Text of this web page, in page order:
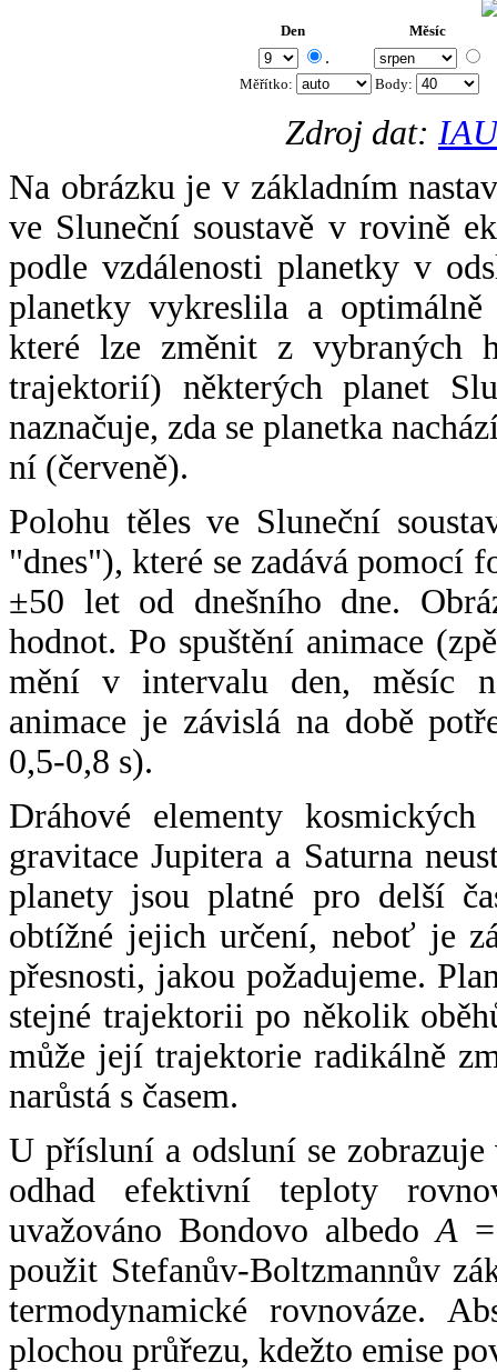
Den Měsíc
.
Měřítko: Body:
Zdroj dat:
Na obrázku je v základním
ve Sluneční soustavě v rovině
podle vzdálenosti planetky v
planetky vykreslila a
které lze změnit z vybraných
trajektorií) některých planet
naznačuje, zda se planetka
ní (červeně).
Polohu těles ve Sluneční
"dnes"), které se zadává pomocí
±50 let od dnešního dne.
hodnot. Po spuštění animace
mění v intervalu den, měsíc
animace je závislá na době
0,5-0,8 s).
Dráhové elementy
gravitace Jupitera a Saturna
planety jsou platné pro delší
obtížné jejich určení, neboť je
přesnosti, jakou požadujeme.
stejné trajektorii po několik
může její trajektorie radikálně
narůstá s časem.
U přísluní a odsluní se
odhad efektivní teploty
uvažováno Bondovo albedoA
použit Stefanův-Boltzmannův
termodynamické rovnováze.
plochou průřezu, kdežto emise